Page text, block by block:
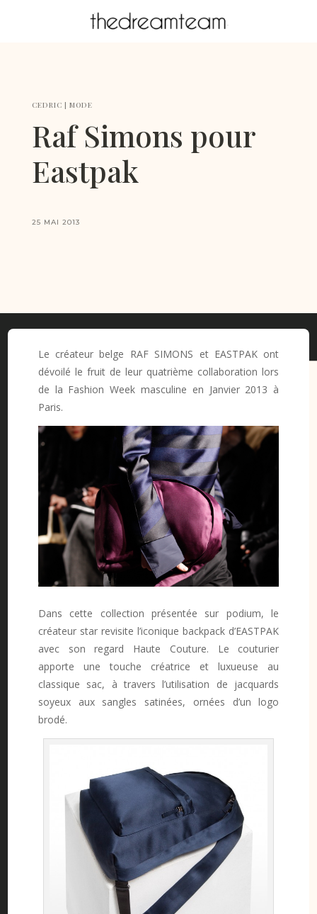
CEDRIC | MODE
Raf Simons pour
Eastpak
25 MAI 2013
Le créateur belge RAF SIMONS et EASTPAK ont
dévoilé le fruit de leur quatrième collaboration lors
de la Fashion Week masculine en Janvier 2013 à
Paris.
Dans cette collection présentée sur podium, le
créateur star revisite l’iconique backpack d’EASTPAK
avec son regard Haute Couture. Le couturier
apporte une touche créatrice et luxueuse au
classique sac, à travers l’utilisation de jacquards
soyeux aux sangles satinées, ornées d’un logo
brodé.